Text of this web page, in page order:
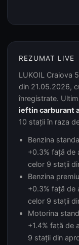
REZUMAT LIVE
LUKOIL Craiova
din 21.05.2026,
înregistrate.
ieftin carburant
10 stații în raza
Benzina
+0.3% față de
celor 9 stații
Benzina
+0.3% față de
celor 9 stații
Motorina
+1.4% față de
9 stații din